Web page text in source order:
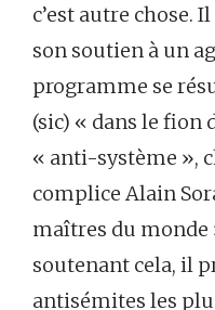
c’est autre chose.
son soutien à un
programme se
(sic) « dans le fion
« anti-système »,
complice Alain
maîtres du monde
soutenant cela, il
antisémites les